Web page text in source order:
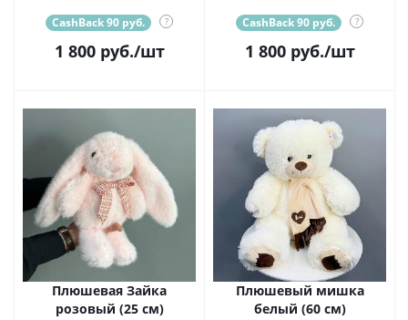
CashBack 90 руб. ?
1 800руб./шт
CashBack 90 руб. ?
1 800руб./шт
Плюшевая Зайка
розовый (25 см)
Плюшевый мишка
белый (60 см)